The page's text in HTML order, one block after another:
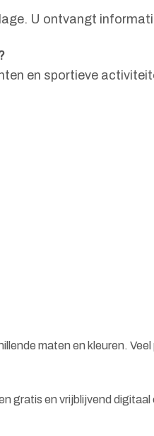
U ontvangt
en sportieve
maten en kleuren.
gratis en vrijblijvend